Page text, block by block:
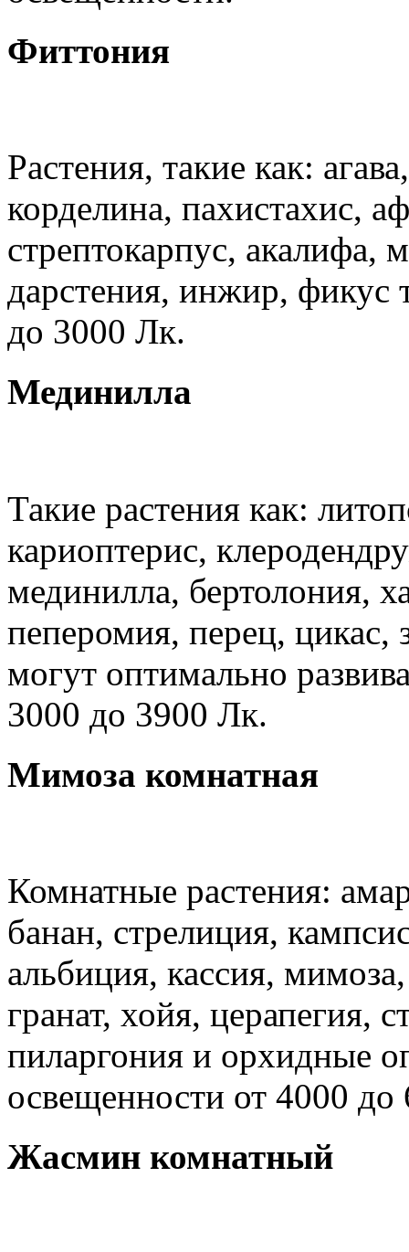
Фиттония
Растения, такие как:
корделина, пахистахис,
стрептокарпус, акалифа,
дарстения, инжир, фикус
до 3000 Лк.
Мединилла
Такие растения как:
кариоптерис,
мединилла, бертолония,
пеперомия, перец, цикас,
могут оптимально
3000 до 3900 Лк.
Мимоза комнатная
Комнатные растения:
банан, стрелиция,
альбиция, кассия,
гранат, хойя, церапегия,
пиларгония и орхидные
освещенности от 4000
Жасмин комнатный